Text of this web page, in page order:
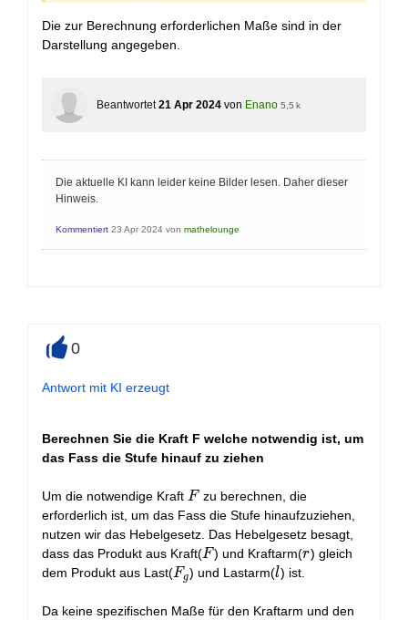
Die zur Berechnung erforderlichen Maße sind in der
Darstellung angegeben.
Beantwortet 21 Apr 2024 von Enano 5,5 k
Die aktuelle KI kann leider keine Bilder lesen. Daher dieser
Hinweis.
Kommentiert 23 Apr 2024 von mathelounge
0
Antwort mit KI erzeugt
Berechnen Sie die Kraft F welche notwendig ist, um
das Fass die Stufe hinauf zu ziehen
Um die notwendige Kraft F
F zu berechnen, die
erforderlich ist, um das Fass die Stufe hinaufzuziehen,
nutzen wir das Hebelgesetz. Das Hebelgesetz besagt,
dass das Produkt aus Kraft(F
F ) und Kraftarm(r
r) gleich
dem Produkt aus Last(F_g
Fg) und Lastarm(l
l) ist.
Da keine spezifischen Maße für den Kraftarm und den